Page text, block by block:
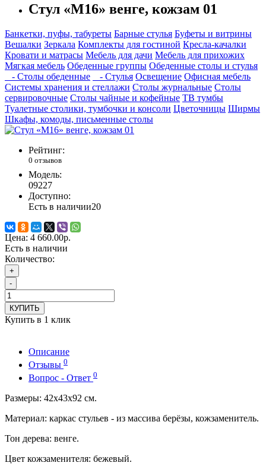
Стул «М16» венге, кожзам 01
Банкетки, пуфы, табуреты Барные стулья Буфеты и витрины
Вешалки Зеркала Комплекты для гостиной Кресла-качалки
Кровати и матрасы Мебель для дачи Мебель для прихожих
Мягкая мебель Обеденные группы Обеденные столы и стулья
- Столы обеденные
- Стулья Освещение Офисная мебель
Системы хранения и стеллажи Столы журнальные Столы
сервировочные Столы чайные и кофейные ТВ тумбы
Туалетные столики, тумбочки и консоли Цветочницы Ширмы
Шкафы, комоды, письменные столы
Рейтинг:
0 отзывов
Модель:
09227
Доступно:
Есть в наличии20
Цена: 4 660.00р.
Есть в наличии
Количество:
+
-
КУПИТЬ
Купить в 1 клик
Описание
Отзывы 0
Вопрос - Ответ 0
Размеры: 42х43х92 см.
Материал: каркас стульев - из массива берёзы, кожзаменитель.
Тон дерева: венге.
Цвет кожзаменителя: бежевый.